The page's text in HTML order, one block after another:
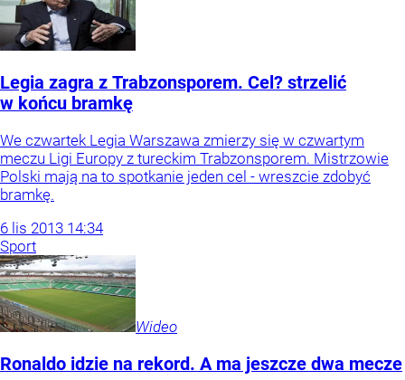
Legia zagra z Trabzonsporem. Cel? strzelić
w końcu bramkę
We czwartek Legia Warszawa zmierzy się w czwartym
meczu Ligi Europy z tureckim Trabzonsporem. Mistrzowie
Polski mają na to spotkanie jeden cel - wreszcie zdobyć
bramkę.
6 lis 2013 14:34
Sport
Wideo
Ronaldo idzie na rekord. A ma jeszcze dwa mecze